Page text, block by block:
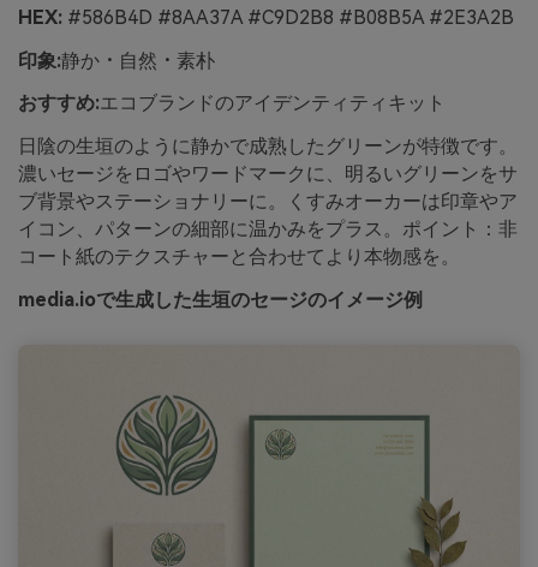
HEX: #586B4D #8AA37A #C9D2B8 #B08B5A #2E3A2B
印象:静か・自然・素朴
おすすめ:エコブランドのアイデンティティキット
日陰の生垣のように静かで成熟したグリーンが特徴です。
濃いセージをロゴやワードマークに、明るいグリーンをサ
ブ背景やステーショナリーに。くすみオーカーは印章やア
イコン、パターンの細部に温かみをプラス。ポイント：非
コート紙のテクスチャーと合わせてより本物感を。
media.ioで生成した生垣のセージのイメージ例